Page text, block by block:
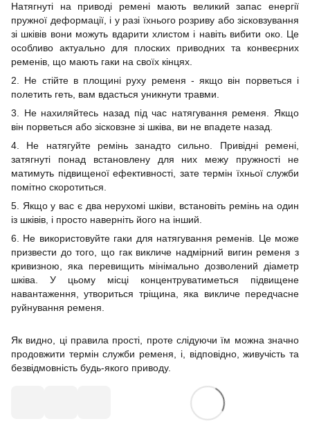
Натягнуті на приводі ремені мають великий запас енергії
пружної деформації, і у разі їхнього розриву або зісковзування
зі шківів вони можуть вдарити хлистом і навіть вибити око. Це
особливо актуально для плоских приводних та конвеєрних
ременів, що мають гаки на своїх кінцях.
2. Не стійте в площині руху ременя - якщо він порветься і
полетить геть, вам вдасться уникнути травми.
3. Не нахиляйтесь назад під час натягування ременя. Якщо
він порветься або зісковзне зі шківа, ви не впадете назад.
4. Не натягуйте ремінь занадто сильно. Привідні ремені,
затягнуті понад встановлену для них межу пружності не
матимуть підвищеної ефективності, зате термін їхньої служби
помітно скоротиться.
5. Якщо у вас є два нерухомі шківи, ​​встановіть ремінь на один
із шківів, і просто наверніть його на інший.
6. Не використовуйте гаки для натягування ременів. Це може
призвести до того, що гак викличе надмірний вигин ременя з
кривизною, яка перевищить мінімально дозволений діаметр
шківа. У цьому місці концентруватиметься підвищене
навантаження, утвориться тріщина, яка викличе передчасне
руйнування ременя.
Як видно, ці правила прості, проте слідуючи їм можна значно
продовжити термін служби ременя, і, відповідно, живучість та
безвідмовність будь-якого приводу.